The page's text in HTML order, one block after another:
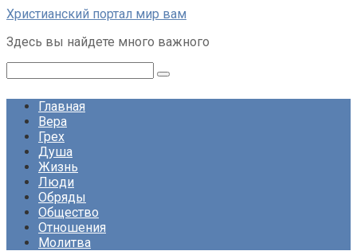
Перейти
контенту
Христианский портал мир вам
Здесь вы найдете много важного
Главная
Вера
Грех
Душа
Жизнь
Люди
Обряды
Общество
Отношения
Молитва